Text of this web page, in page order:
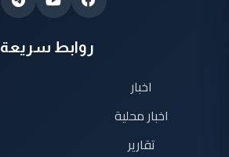
روابط سريعة
اخبار
اخبار محلية
تقارير